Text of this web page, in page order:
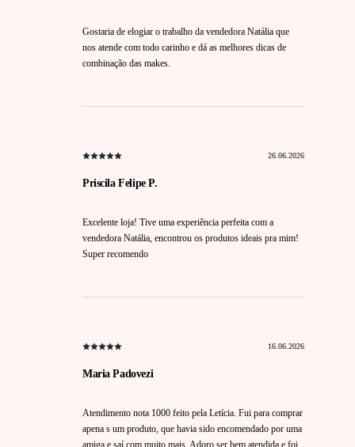
Gostaria de elogiar o trabalho da vendedora Natália que
nos atende com todo carinho e dá as melhores dicas de
combinação das makes.
26.06.2026
Priscila Felipe P.
Excelente loja! Tive uma experiência perfeita com a
vendedora Natália, encontrou os produtos ideais pra mim!
Super recomendo
16.06.2026
Maria Padovezi
Atendimento nota 1000 feito pela Letícia. Fui para comprar
apena s um produto, que havia sido encomendado por uma
amiga e saí com muito mais. Adoro ser bem atendida e foi